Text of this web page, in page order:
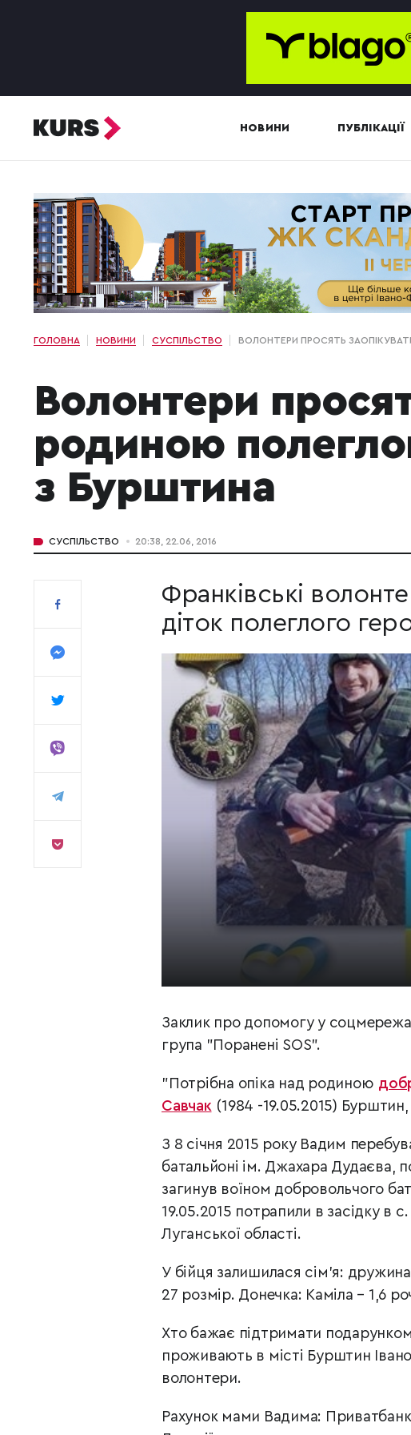
НОВИНИ ПУБЛІКАЦІЇ
ГОЛОВНА НОВИНИ СУСПІЛЬСТВО ВОЛОНТЕРИ ПРОСЯТЬ
Волонтери
родиною
з Бурштина
СУСПІЛЬСТВО 20:38, 22.06, 2016
Франківські
діток полеглого
Заклик про допомогу у
група "Поранені SOS".
"Потрібна опіка над родиною
Савчак (1984 -19.05.2015)
З 8 січня 2015 року Вадим
батальйоні ім. Джахара Дудаєва,
загинув воїном добровольчого
19.05.2015 потрапили в засідку в
Луганської області.
У бійця залишилася сім’я:
27 розмір. Донечка: Каміла – 1,6
Хто бажає підтримати
проживають в місті Бурштин
волонтери.
Рахунок мами Вадима: